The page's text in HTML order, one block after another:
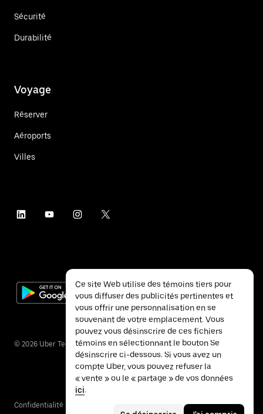
Sécurité
Durabilité
Voyage
Réserver
Aéroports
Villes
© 2026 Uber Technologies inc.
Confidentialité
Ce site Web utilise des témoins tiers pour
vous diffuser des publicités pertinentes et
vous offrir une personnalisation en se
souvenant de votre emplacement. Vous
pouvez vous désinscrire de ces fichiers
témoins en sélectionnant le bouton Se
désinscrire ci-dessous. Si vous avez un
compte Uber, vous pouvez refuser la
« vente » ou le « partage » de vos données
ici.